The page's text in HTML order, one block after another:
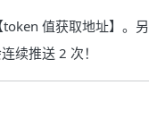
值获取地址】。
续推送 2 次！